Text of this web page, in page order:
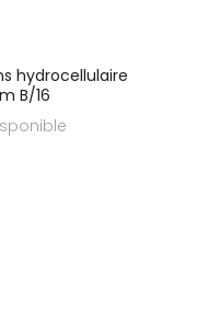
hydrocellulaire
B/16